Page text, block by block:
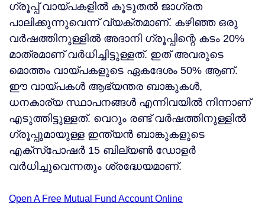
ഗ്രൂപ്പ് വായ്പകളില്‍ കൂടുതല്‍ ജാഗ്രത
പാലിക്കുന്നുവെന്ന് വ്യക്തമാണ്. കഴിഞ്ഞ ഒരു
വര്‍ഷത്തിനുള്ളില്‍ അദാനി ഗ്രൂപ്പിന്റെ കടം 20%
മാത്രമാണ് വര്‍ധിച്ചിട്ടുള്ളത്. ഇത് അവരുടെ
മൊത്തം വായ്പകളുടെ ഏകദേശം 50% ആണ്.
ഈ വായ്പകള്‍ ആഭ്യന്തര ബാങ്കുകള്‍,
ധനകാര്യ സ്ഥാപനങ്ങള്‍ എന്നിവയില്‍ നിന്നാണ്
എടുത്തിട്ടുള്ളത്. വെറും രണ്ട് വര്‍ഷത്തിനുള്ളില്‍
ഗ്രൂപ്പുമായുള്ള ഇന്ത്യന്‍ ബാങ്കുകളുടെ
എക്‌സ്‌പോഷര്‍ 15 ബില്യണ്‍ ഡോളര്‍
വര്‍ധിച്ചുവെന്നതും ശ്രദ്ധേയമാണ്.
Open A Free Mutual Fund Account Online